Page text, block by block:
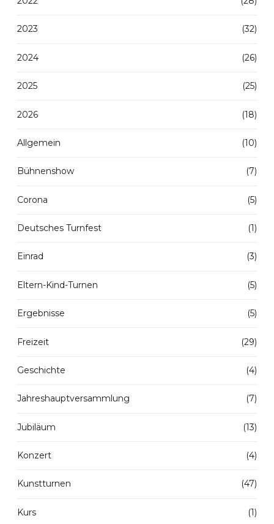
2023 (32)
2024 (26)
2025 (25)
2026 (18)
Allgemein (10)
Bühnenshow (7)
Corona (5)
Deutsches Turnfest (1)
Einrad (3)
Eltern-Kind-Turnen (5)
Ergebnisse (5)
Freizeit (29)
Geschichte (4)
Jahreshauptversammlung (7)
Jubiläum (13)
Konzert (4)
Kunstturnen (47)
Kurs (1)